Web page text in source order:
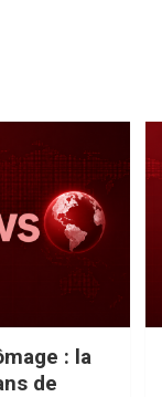
: la
de